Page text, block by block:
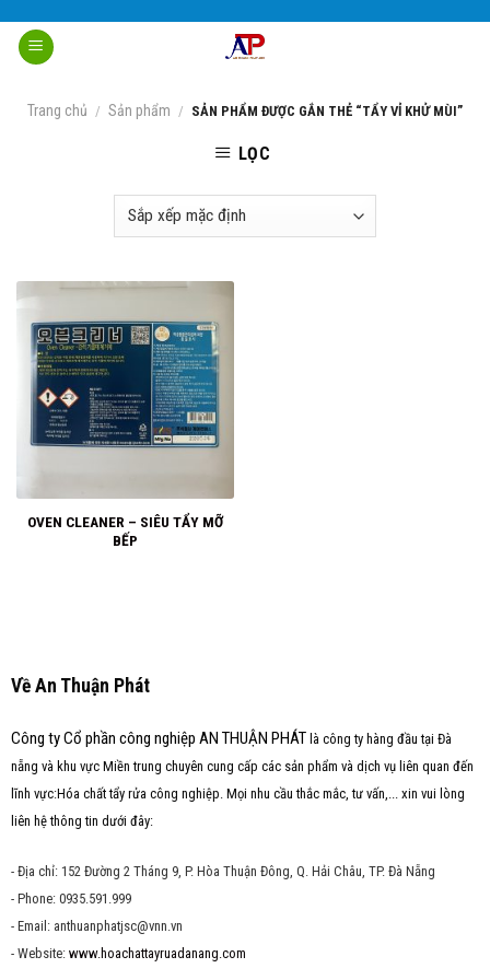
content
Trang chủ / Sản phẩm / SẢN PHẨM ĐƯỢC GẮN THẺ “TẨY VỈ KHỬ MÙI”
LỌC
OVEN CLEANER – SIÊU TẨY MỠ
BẾP
Về An Thuận Phát
Công ty Cổ phần công nghiệp AN THUẬN PHÁT là công ty hàng đầu tại Đà
nẵng và khu vực Miền trung chuyên cung cấp các sản phẩm và dịch vụ liên quan đến
lĩnh vực:Hóa chất tẩy rửa công nghiệp. Mọi nhu cầu thắc mắc, tư vấn,... xin vui lòng
liên hệ thông tin dưới đây:
- Địa chỉ: 152 Đường 2 Tháng 9, P. Hòa Thuận Đông, Q. Hải Châu, TP. Đà Nẵng
- Phone: 0935.591.999
- Email: anthuanphatjsc@vnn.vn
- Website: www.hoachattayruadanang.com